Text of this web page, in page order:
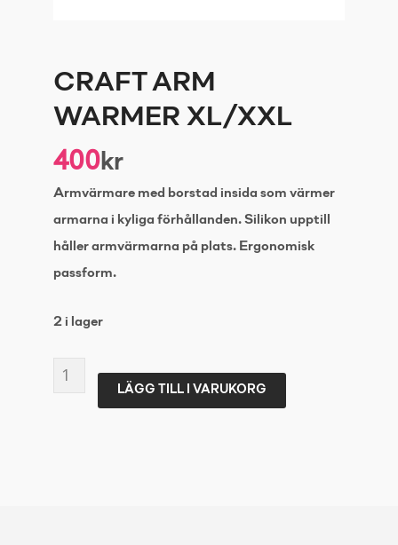
CRAFT ARM
WARMER XL/XXL
400kr
Armvärmare med borstad insida som värmer
armarna i kyliga förhållanden. Silikon upptill
håller armvärmarna på plats. Ergonomisk
passform.
2 i lager
CRAFT
LÄGG TILL I VARUKORG